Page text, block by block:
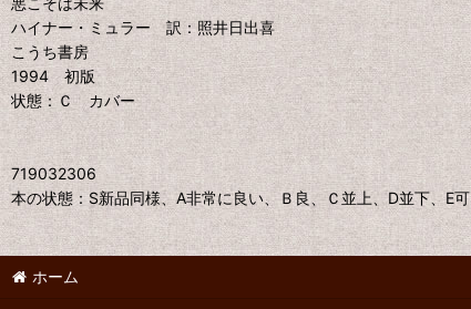
ハイナー・ミュラー 訳：照井日出喜
こうち書房
1994 初版
状態：Ｃ カバー
719032306
本の状態：S新品同様、A非常に良い、Ｂ良、Ｃ並上、D並下、E可
ホーム